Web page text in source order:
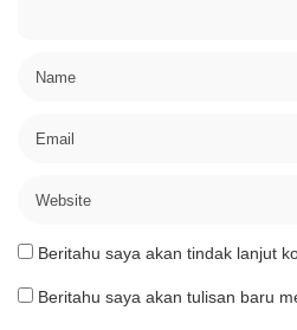
Beritahu saya akan tindak lanjut
Beritahu saya akan tulisan baru